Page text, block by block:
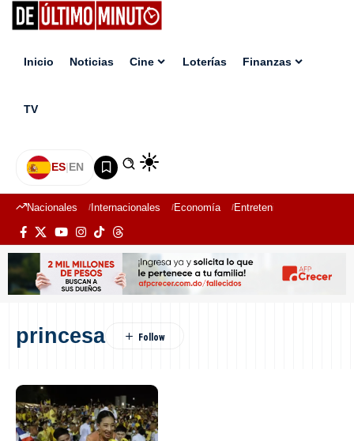
Inicio Noticias Cine Loterías Finanzas
TV
ES|EN
Nacionales Internacionales Economía Entretenimiento
princesa